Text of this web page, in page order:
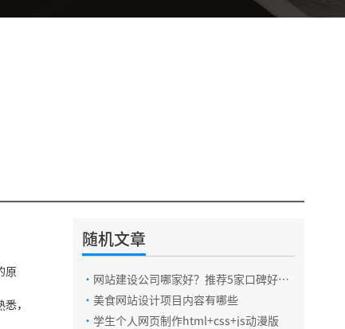
原
，
随机文章
· 网站建设公司哪家好？推荐5家口碑好的
公司icon
· 美食网站设计项目内容有哪些
· 学生个人网页制作html+css+js动漫版